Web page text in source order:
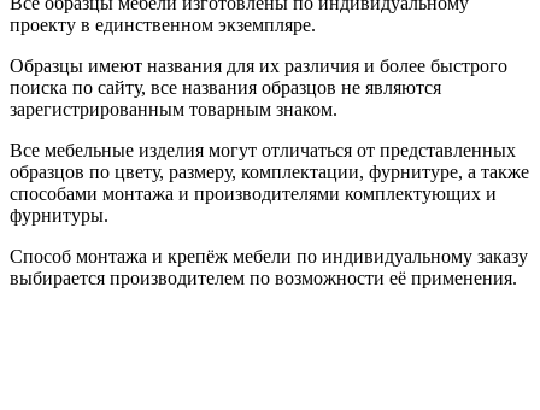
проекту в единственном экземпляре.
Образцы имеют названия для их различия и более быстрого
поиска по сайту, все названия образцов не являются
зарегистрированным товарным знаком.
Все мебельные изделия могут отличаться от представленных
образцов по цвету, размеру, комплектации, фурнитуре, а также
способами монтажа и производителями комплектующих и
фурнитуры.
Способ монтажа и крепёж мебели по индивидуальному заказу
выбирается производителем по возможности её применения.